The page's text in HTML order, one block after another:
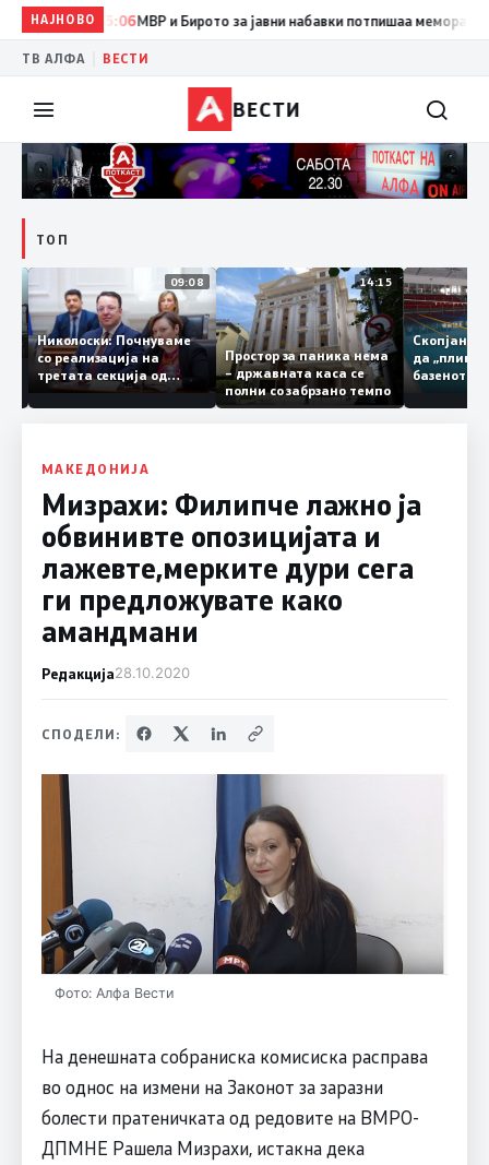
НАЈНОВО
15:06 МВР и Бирото за јавни набавки потпишаа меморандум
ТВ АЛФА ВЕСТИ
ВЕСТИ
ТОП
11:43 09:08
Николоски: Почнуваме
со реализација на
третата секција од
железничкиот Коридор
8, Македонија станува
14:15
Простор за паника нема
– државната каса се
полни со забрзано темпо
да
по
МАКЕДОНИЈА
Мизрахи: Филипче лажно ја
обвинивте опозицијата и
лажевте,мерките дури сега
ги предложувате како
амандмани
Редакција28.10.2020
СПОДЕЛИ:
Фото: Алфа Вести
На денешната собраниска комисиска расправа
во однос на измени на Законот за заразни
болести пратеничката од редовите на ВМРО-
ДПМНЕ Рашела Мизрахи, истакна дека